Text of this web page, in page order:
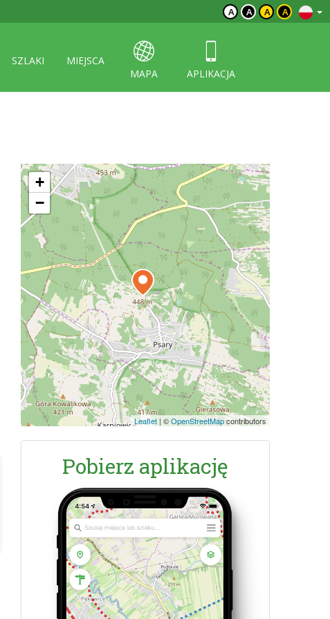
A A A A
SZLAKI
MIEJSCA
MAPA
APLIKACJA
+
−
Leaflet | ©OpenStreetMapcontributors
Pobierz aplikację